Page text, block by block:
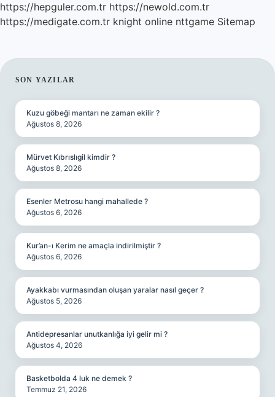
https://hepguler.com.tr https://newold.com.tr
https://medigate.com.tr knight online nttgame Sitemap
SIDEBAR
SON YAZILAR
Kuzu göbeği mantarı ne zaman ekilir ?
Ağustos 8, 2026
Mürvet Kıbrıslıgil kimdir ?
Ağustos 8, 2026
Esenler Metrosu hangi mahallede ?
Ağustos 6, 2026
Kur’an-ı Kerim ne amaçla indirilmiştir ?
Ağustos 6, 2026
Ayakkabı vurmasından oluşan yaralar nasıl geçer ?
Ağustos 5, 2026
Antidepresanlar unutkanlığa iyi gelir mi ?
Ağustos 4, 2026
Basketbolda 4 luk ne demek ?
Temmuz 21, 2026